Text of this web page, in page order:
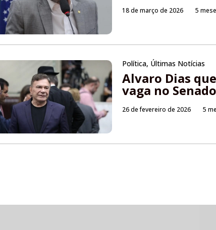
18 de março de 2026 5
Política, Últimas Notícias
Alvaro Dias
vaga no Senado
26 de fevereiro de 2026 5